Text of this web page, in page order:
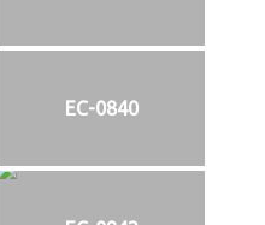
EC-0840